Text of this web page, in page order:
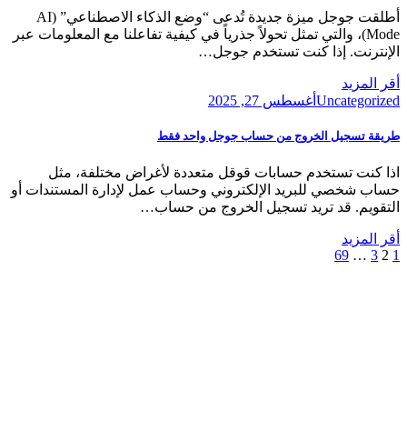
أطلقت جوجل ميزة جديدة تُدعى “وضع الذكاء الاصطناعي” (AI
Mode)، والتي تمثل تحولاً جذرياً في كيفية تفاعلنا مع المعلومات عبر
الإنترنت. إذا كنت تستخدم جوجل…
أقر المزيد
Uncategorized
Posted
أغسطس 27, 2025
طريقة تسجيل الخروج من حساب جوجل واحد فقط
اذا كنت تستخدم حسابات قوقل متعددة لأغراض مختلفة، مثل
حساب شخصي للبريد الإلكتروني وحساب عمل لإدارة المستندات أو
التقويم. قد تريد تسجيل الخروج من حساب…
أقر المزيد
Posts
Previous
Page1
Page
2
Page
3
…
Page
69
Next